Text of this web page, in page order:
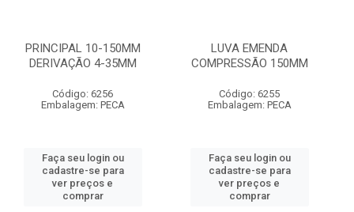
PRINCIPAL 10-150MM
DERIVAÇÃO 4-35MM
Código: 6256
Embalagem: PECA
Faça seu login ou
cadastre-se para
ver preços e
comprar
LUVA EMENDA
COMPRESSÃO 150MM
Código: 6255
Embalagem: PECA
Faça seu login ou
cadastre-se para
ver preços e
comprar